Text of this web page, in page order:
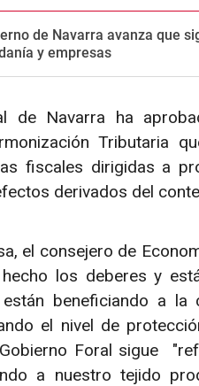
de Navarra avanza que
y empresas
de Navarra ha
Tributaria
fiscales dirigidas a
derivados del
el consejero de
hecho los deberes y
beneficiando a la
el nivel de
Foral sigue
a nuestro tejido